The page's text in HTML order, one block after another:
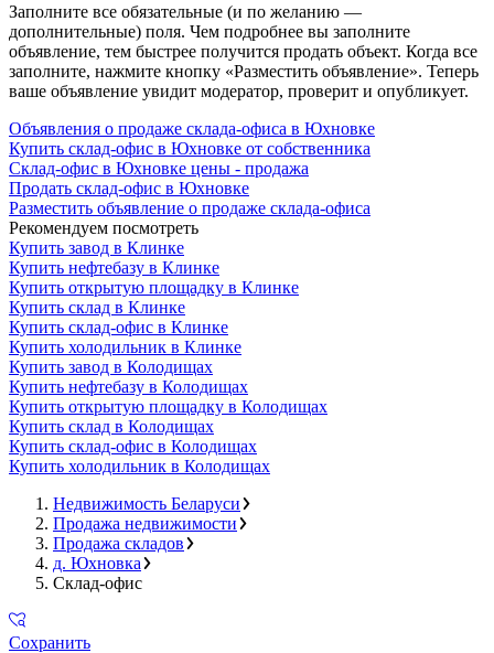
Заполните все обязательные (и по желанию —
дополнительные) поля. Чем подробнее вы заполните
объявление, тем быстрее получится продать объект. Когда все
заполните, нажмите кнопку «Разместить объявление». Теперь
ваше объявление увидит модератор, проверит и опубликует.
Объявления о продаже склада-офиса в Юхновке
Купить склад-офис в Юхновке от собственника
Склад-офис в Юхновке цены - продажа
Продать склад-офис в Юхновке
Разместить объявление о продаже склада-офиса
Рекомендуем посмотреть
Купить завод в Клинке
Купить нефтебазу в Клинке
Купить открытую площадку в Клинке
Купить склад в Клинке
Купить склад-офис в Клинке
Купить холодильник в Клинке
Купить завод в Колодищах
Купить нефтебазу в Колодищах
Купить открытую площадку в Колодищах
Купить склад в Колодищах
Купить склад-офис в Колодищах
Купить холодильник в Колодищах
Недвижимость Беларуси
Продажа недвижимости
Продажа складов
д. Юхновка
Склад-офис
Сохранить